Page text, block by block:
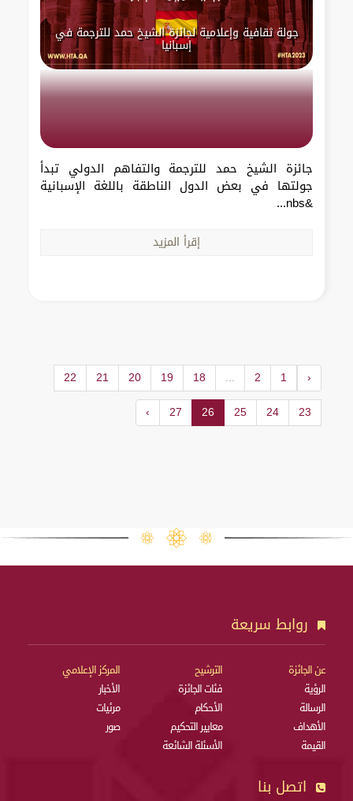
جولة ثقافية وإعلامية لجائزة الشيخ حمد للترجمة في
إسبانيا
جائزة الشيخ حمد للترجمة والتفاهم الدولي تبدأ
جولتها في بعض الدول الناطقة باللغة الإسبانية
&nbs...
إقرأ المزيد
‹
1
2
...
18
19
20
21
22
23
24
25
26
27
›
روابط سريعة
عن الجائزة
الرؤية
الرسالة
الأهداف
القيمة
الترشيح
فئات الجائزة
الأحكام
معايير التحكيم
الأسئلة الشائعة
المركز الإعلامي
الأخبار
مرئيات
صور
اتصل بنا